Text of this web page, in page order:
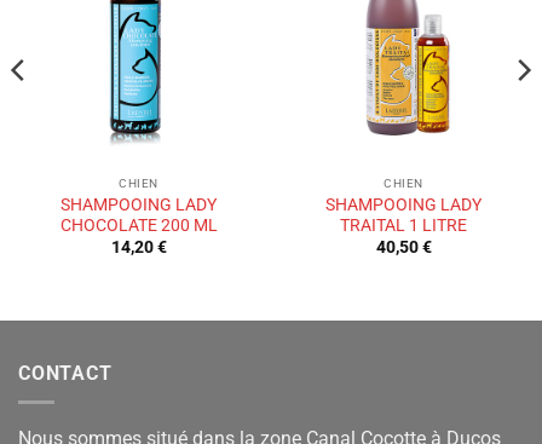
CHIEN
SHAMPOOING LADY
CHOCOLATE 200 ML
14,20€
CHIEN
SHAMPOOING LADY
TRAITAL 1 LITRE
40,50€
CONTACT
Nous sommes situé dans la zone Canal Cocotte à Ducos